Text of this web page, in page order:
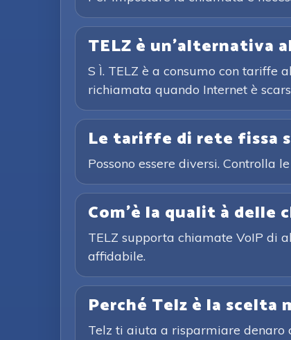
TELZ è un'alternativa
S Ì. TELZ è a consumo con tariffe
richiamata quando Internet è
Le tariffe di rete fissa
Possono essere diversi.
Com'è la qualit à delle
TELZ supporta chiamate VoIP di
affidabile.
Perché Telz è la
Telz ti aiuta a risparmiare denaro